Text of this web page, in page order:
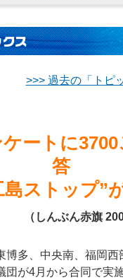
>>> 過去の「トピ
ートに3700
答
島ストップ”
（しんぶん赤旗
博多、中央南、福岡西
団が4月から合同で実